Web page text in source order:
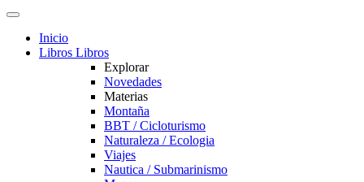
Inicio
Libros Libros
Explorar
Novedades
Materias
Montaña
BBT / Cicloturismo
Naturaleza / Ecologia
Viajes
Nautica / Submarinismo